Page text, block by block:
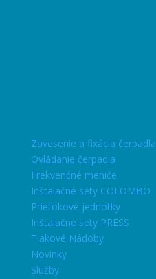
Zavesenie a fixácia čerpadla
Ovládanie čerpadla
Frekvenčné meniče
Inštalačné sety COLOMBO
Prietokové jednotky
Inštalačné sety PRESS
Tlakové Nádoby
Novinky
Služby